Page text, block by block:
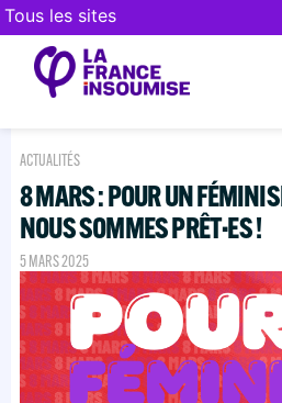
Tous les sites
ACTUALITÉS
8 MARS : POUR UN
NOUS SOMMES PRÊT·ES !
5 MARS 2025